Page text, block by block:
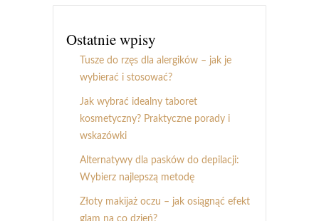
Ostatnie wpisy
Tusze do rzęs dla alergików – jak je
wybierać i stosować?
Jak wybrać idealny taboret
kosmetyczny? Praktyczne porady i
wskazówki
Alternatywy dla pasków do depilacji:
Wybierz najlepszą metodę
Złoty makijaż oczu – jak osiągnąć efekt
glam na co dzień?